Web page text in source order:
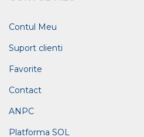
Contul Meu
Suport clienti
Favorite
Contact
ANPC
Platforma SOL